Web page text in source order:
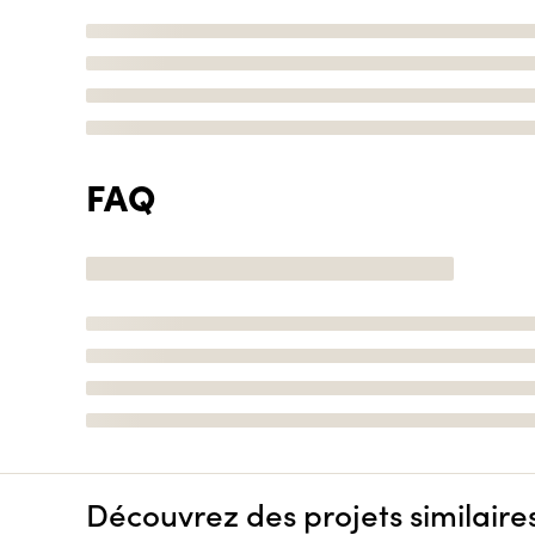
FAQ
Découvrez des projets